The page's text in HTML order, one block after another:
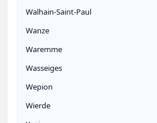
Walhain-Saint-Paul
Wanze
Waremme
Wasseiges
Wepion
Wierde